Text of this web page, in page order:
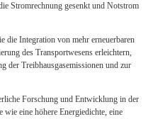
Stromrechnung gesenkt und Notstrom
Integration von mehr erneuerbaren
des Transportwesens erleichtern,
der Treibhausgasemissionen und zur
Forschung und Entwicklung in der
wie eine höhere Energiedichte, eine